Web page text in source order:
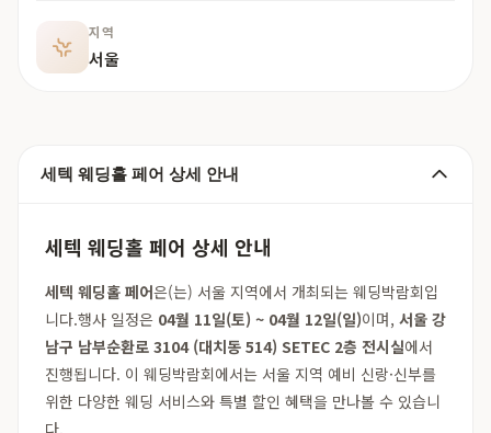
지역
서울
세텍 웨딩홀 페어 상세 안내
세텍 웨딩홀 페어 상세 안내
세텍 웨딩홀 페어은(는) 서울 지역에서 개최되는 웨딩박람회입
니다.행사 일정은 04월 11일(토) ~ 04월 12일(일)이며, 서울 강
남구 남부순환로 3104 (대치동 514) SETEC 2층 전시실에서
진행됩니다. 이 웨딩박람회에서는 서울 지역 예비 신랑·신부를
위한 다양한 웨딩 서비스와 특별 할인 혜택을 만나볼 수 있습니
다.